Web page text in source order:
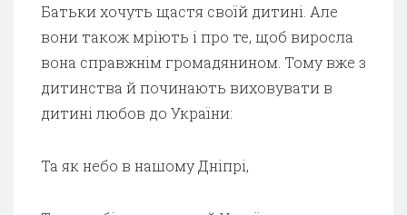
Батьки хочуть щастя своїй дитині. Але
вони також мріють і про те, щоб вирос­ла
вона справжнім громадянином. Тому вже з
дитинства й починають виховувати в
дитині любов до України:
Та як небо в нашому Дніпрі,